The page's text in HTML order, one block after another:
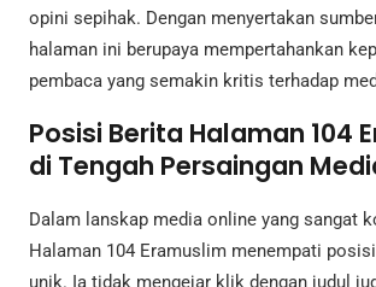
opini sepihak. Dengan menyertakan
halaman ini berupaya mempertahankan
pembaca yang semakin kritis terhadap
Posisi Berita Halaman 104
di Tengah Persaingan
Dalam lanskap media online yang sangat
Halaman 104 Eramuslim menempati
unik. Ia tidak mengejar klik dengan judul